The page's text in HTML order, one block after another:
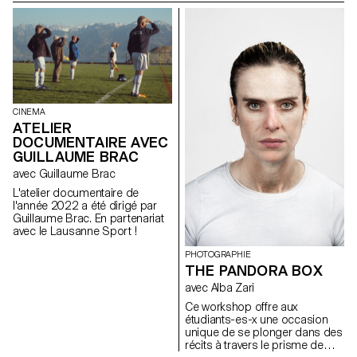
d'objets. Les étudiants ont pris
conceptuel et physique auquel
elle est destinée.
CINEMA
ATELIER
DOCUMENTAIRE AVEC
GUILLAUME BRAC
avec Guillaume Brac
L'atelier documentaire de
l'année 2022 a été dirigé par
Guillaume Brac. En partenariat
avec le Lausanne Sport !
PHOTOGRAPHIE
THE PANDORA BOX
avec Alba Zari
Ce workshop offre aux
étudiants-es-x une occasion
unique de se plonger dans des
récits à travers le prisme de